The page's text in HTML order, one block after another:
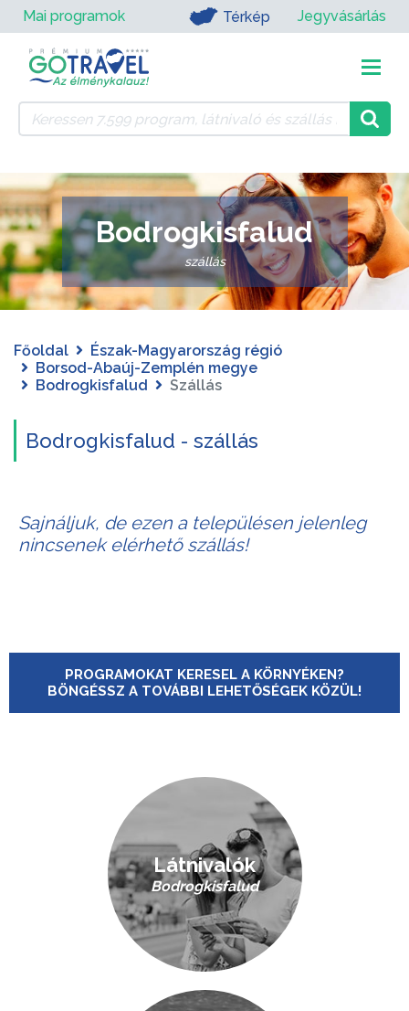
Mai programok Térkép Jegyvásárlás
Bodrogkisfalud
szállás
Főoldal
Észak-Magyarország régió
Borsod-Abaúj-Zemplén megye
Bodrogkisfalud
Szállás
Bodrogkisfalud - szállás
Sajnáljuk, de ezen a településen jelenleg
nincsenek elérhető szállás!
PROGRAMOKAT KERESEL A KÖRNYÉKEN?
BÖNGÉSSZ A TOVÁBBI LEHETŐSÉGEK KÖZÜL!
Látnivalók
Bodrogkisfalud